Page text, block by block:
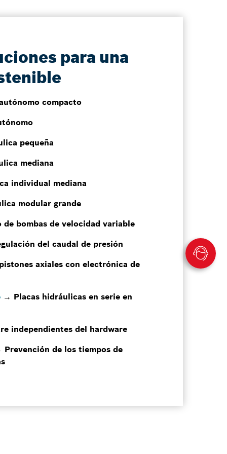
para una
compacto
pequeña
mediana
individual mediana
modular grande
bombas de velocidad variable
del caudal de presión
axiales con electrónica de
→ Placas hidráulicas en serie en
independientes del hardware
de los tiempos de